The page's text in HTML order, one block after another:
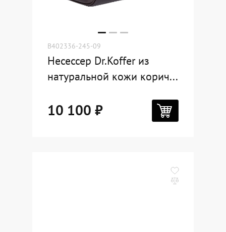
B402336-245-09
Несессер Dr.Koffer из
натуральной кожи корич...
10 100 ₽